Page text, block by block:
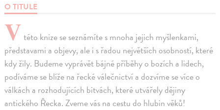
O TITULE
Vtéto knize se seznámíte s mnoha jejich myšlenkami,
představami a objevy, ale i s řadou největších osobností, které
kdy žily. Budeme vyprávět bájné příběhy o bozích a lidech,
podíváme se blíže na řecké válečnictví a dozvíme se více o
válkách a rozhodujících bitvách, které utvářely dějiny
antického Řecka. Zveme vás na cestu do hlubin věků!